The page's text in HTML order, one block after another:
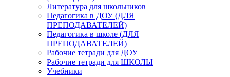
Литература для школьников
Педагогика в ДОУ (ДЛЯ
ПРЕПОДАВАТЕЛЕЙ)
Педагогика в школе (ДЛЯ
ПРЕПОДАВАТЕЛЕЙ)
Рабочие тетради для ДОУ
Рабочие тетради для ШКОЛЫ
Учебники